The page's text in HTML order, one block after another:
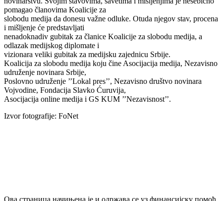
pomagao članovima Koalicije za
slobodu medija da donesu važne odluke. Otuda njegov stav, procena
i mišljenje će predstavljati
nenadoknadiv gubitak za članice Koalicije za slobodu medija, a
odlazak medijskog diplomate i
vizionara veliki gubitak za medijsku zajednicu Srbije.
Koalicija za slobodu medija koju čine Asocijacija medija, Nezavisno
udruženje novinara Srbije,
Poslovno udruženje ’’Lokal pres’’, Nezavisno društvo novinara
Vojvodine, Fondacija Slavko Ćuruvija,
Asocijacija online medija i GS KUM ’’Nezavisnost’’.
Izvor fotografije: FoNet
Ова страница начињена је и одржава се уз финансијску помоћ